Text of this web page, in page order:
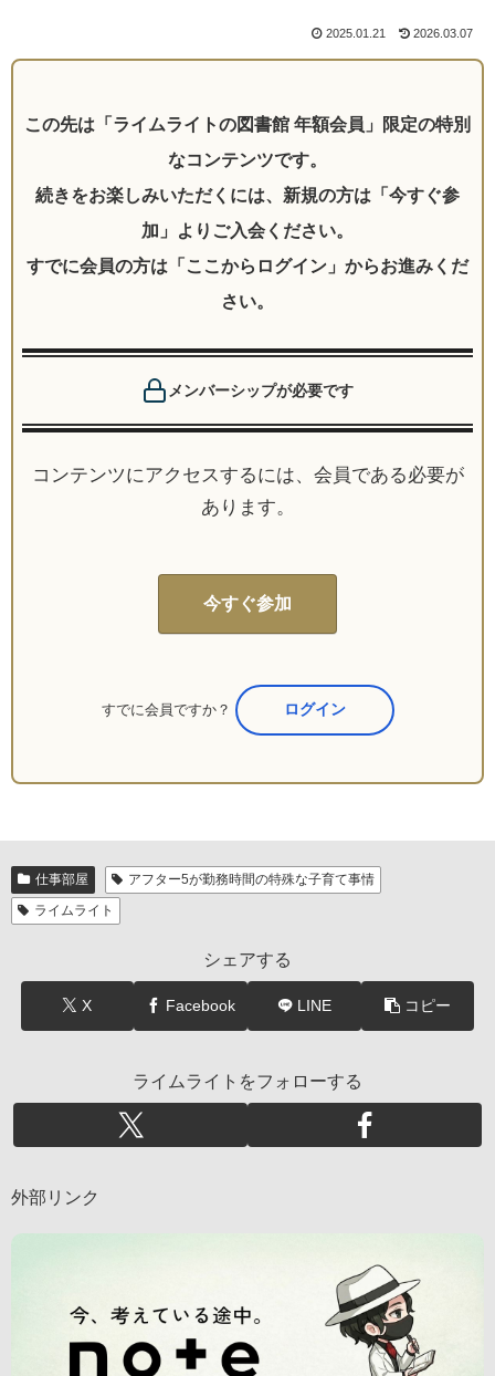
2025.01.21 2026.03.07
メンバーシップが必要です
コンテンツにアクセスするには、会員である必要が
あります。
今すぐ参加
すでに会員ですか？ ここからログイン
仕事部屋
アフター5が勤務時間の特殊な子育て事情
ライムライト
シェアする
X Facebook LINE コピー
ライムライトをフォローする
外部リンク